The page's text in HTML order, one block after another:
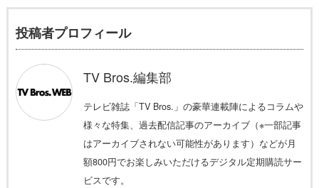
投稿者プロフィール
TV Bros.編集部
テレビ雑誌「TV Bros.」の豪華連載陣によるコラムや
様々な特集、過去配信記事のアーカイブ（※一部記事
はアーカイブされない可能性があります）などが月
額800円でお楽しみいただけるデジタル定期購読サー
ビスです。